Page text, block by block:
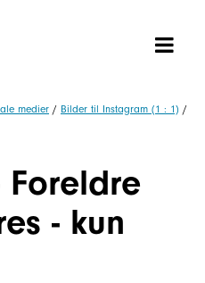
medier / Bilder til Instagram (1 : 1) /
Foreldre
- kun